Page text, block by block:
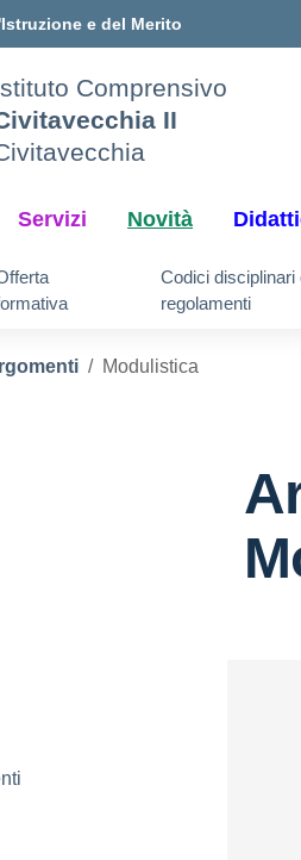
e del Merito
Comprensivo
II
Servizi Novità
Codici disciplinari
regolamenti
Modulistica